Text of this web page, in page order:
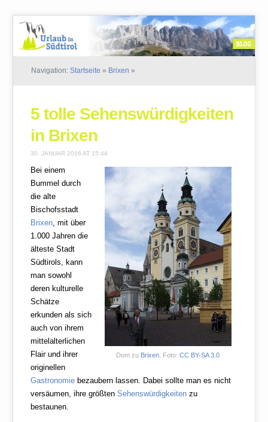
Navigation:Startseite » Brixen »
5 tolle Sehenswürdigkeiten
in Brixen
30. JANUAR 2016 AT 15:44
Dom zu Brixen. Foto:CC BY-SA 3.0
Bei einem
Bummel durch
die alte
Bischofsstadt
Brixen, mit über
1.000 Jahren die
älteste Stadt
Südtirols, kann
man sowohl
deren kulturelle
Schätze
erkunden als sich
auch von ihrem
mittelalterlichen
Flair und ihrer
originellen
Gastronomie bezaubern lassen. Dabei sollte man es nicht
versäumen, ihre größtenSehenswürdigkeiten zu
bestaunen.